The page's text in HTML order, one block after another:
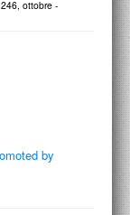
ottobre -
by